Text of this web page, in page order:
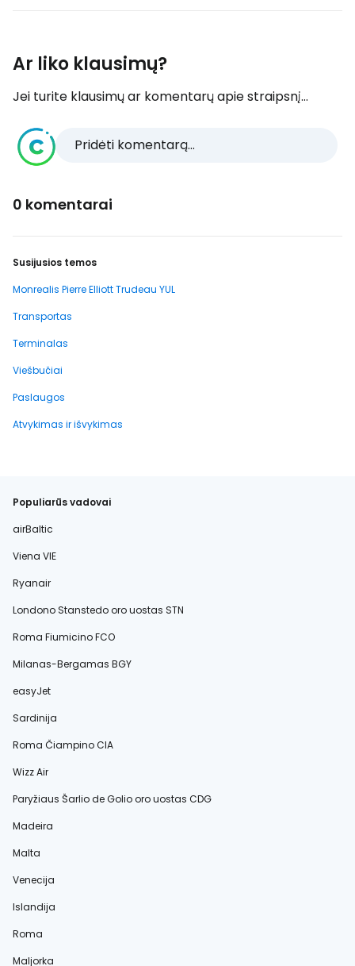
Ar liko klausimų?
Jei turite klausimų ar komentarų apie straipsnį...
Pridėti komentarą...
0 komentarai
Susijusios temos
Monrealis Pierre Elliott Trudeau YUL
Transportas
Terminalas
Viešbučiai
Paslaugos
Atvykimas ir išvykimas
Populiarūs vadovai
airBaltic
Viena VIE
Ryanair
Londono Stanstedo oro uostas STN
Roma Fiumicino FCO
Milanas-Bergamas BGY
easyJet
Sardinija
Roma Čiampino CIA
Wizz Air
Paryžiaus Šarlio de Golio oro uostas CDG
Madeira
Malta
Venecija
Islandija
Roma
Maljorka